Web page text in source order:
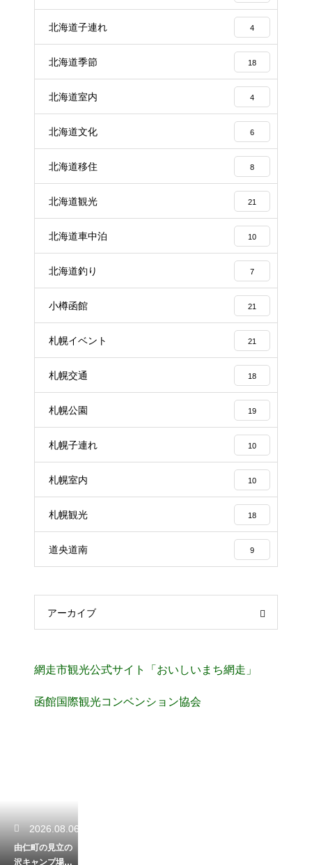
北海道子連れ 4
北海道季節 18
北海道室内 4
北海道文化 6
北海道移住 8
北海道観光 21
北海道車中泊 10
北海道釣り 7
小樽函館 21
札幌イベント 21
札幌交通 18
札幌公園 19
札幌子連れ 10
札幌室内 10
札幌観光 18
道央道南 9
アーカイブ
網走市観光公式サイト「おいしいまち網走」
函館国際観光コンベンション協会
2026.08.06
由仁町の見立の
沢キャンプ場ラ